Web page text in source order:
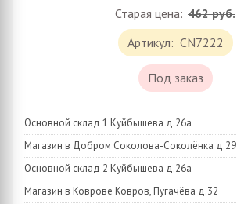
Артикул: CN7222
Под заказ
Старая цена: 462 руб.
Основной склад 1 Куйбышева д.26а
Магазин в Добром Соколова-Соколёнка д.29
Основной склад 2 Куйбышева д.26а
Магазин в Коврове Ковров, Пугачёва д.32